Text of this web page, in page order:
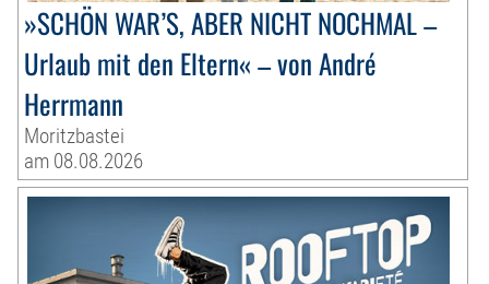
»SCHÖN WAR’S, ABER NICHT NOCHMAL –
Urlaub mit den Eltern« – von André
Herrmann
Moritzbastei
am 08.08.2026